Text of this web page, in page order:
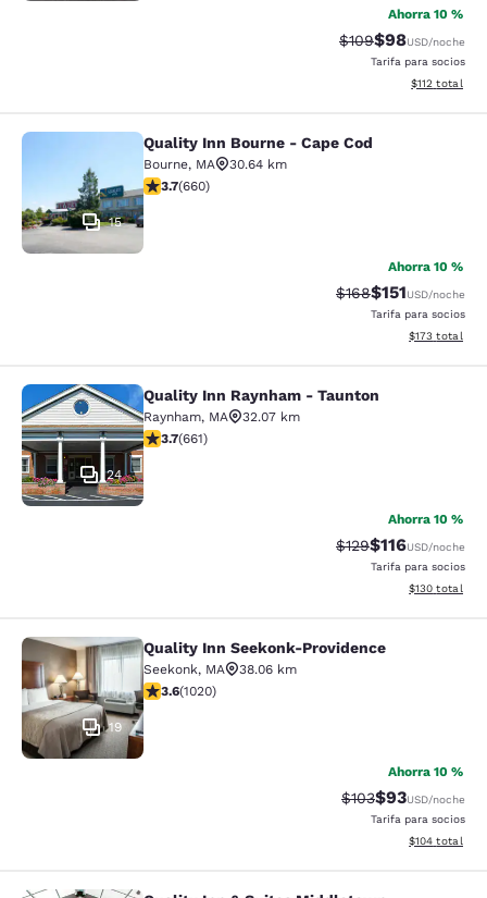
Ahorra 10 %
Precio tachado:
$109Precio con
$98USD/noche
Tarifa para socios
Ver detalles
$112 total
Quality Inn Bourne - Cape Cod
15
Quality Inn Bourne - Cape Cod
Bourne, MA
30.64 km
calificación de 3.68 estrellas. Bueno. 660 reseñas
3.7(660)
Ahorra 10 %
Precio tachado:
$168Precio con
$151USD/noche
Tarifa para socios
Ver detalles
$173 total
Quality Inn Raynham - Taunton
24
Quality Inn Raynham - Taunton
Raynham, MA
32.07 km
calificación de 3.66 estrellas. Bueno. 661 reseñas
3.7(661)
Ahorra 10 %
Precio tachado:
$129Precio con
$116USD/noche
Tarifa para socios
Ver detalles
$130 total
Quality Inn Seekonk-Providence
19
Quality Inn Seekonk-Providence
Seekonk, MA
38.06 km
calificación de 3.56 estrellas. Bueno. 1020 reseñas
3.6(1020)
Ahorra 10 %
Precio tachado:
$103Precio con
$93USD/noche
Tarifa para socios
Ver detalles
$104 total